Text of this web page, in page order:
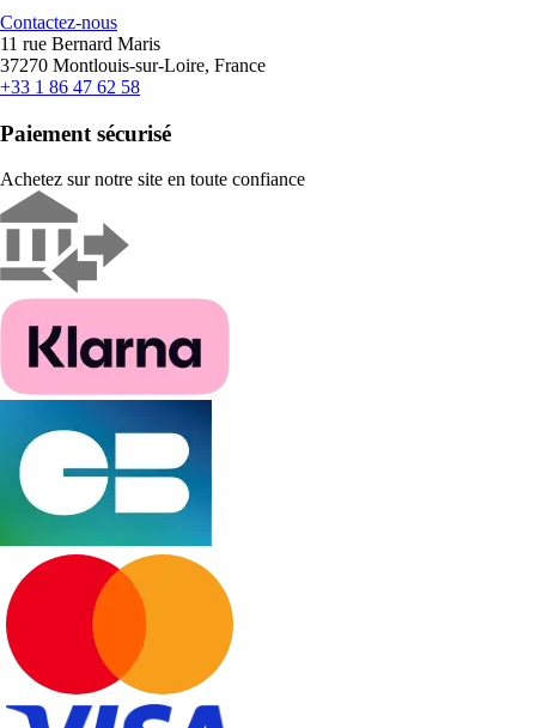
Contactez-nous
11 rue Bernard Maris
37270 Montlouis-sur-Loire, France
+33 1 86 47 62 58
Paiement sécurisé
Achetez sur notre site en toute confiance